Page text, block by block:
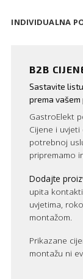
INDIVIDUALNA
B2B
Sastavite
prema
GastroElekt
Cijene i
potrebnoj
pripremamo
Dodajte
upita
uvjetima,
montažom.
Prikazane
montažu ni